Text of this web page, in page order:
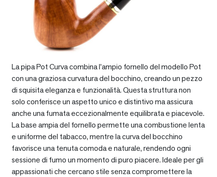
La pipa Pot Curva combina l’ampio fornello del modello Pot
con una graziosa curvatura del bocchino, creando un pezzo
di squisita eleganza e funzionalità. Questa struttura non
solo conferisce un aspetto unico e distintivo ma assicura
anche una fumata eccezionalmente equilibrata e piacevole.
La base ampia del fornello permette una combustione lenta
e uniforme del tabacco, mentre la curva del bocchino
favorisce una tenuta comoda e naturale, rendendo ogni
sessione di fumo un momento di puro piacere. Ideale per gli
appassionati che cercano stile senza compromettere la